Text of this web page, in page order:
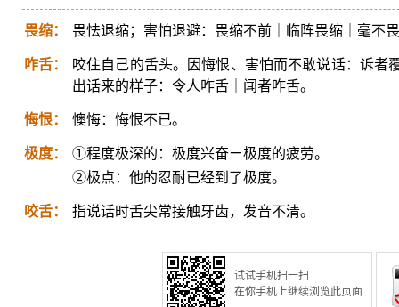
畏缩： 畏怯退缩；害怕退避：畏缩不前｜临阵畏缩｜毫不
咋舌：
咬住自己的舌头。因悔恨、害怕而不敢说话：诉者
出话来的样子：令人咋舌｜闻者咋舌。
悔恨： 懊悔：悔恨不已。
极度：
①程度极深的：极度兴奋ㄧ极度的疲劳。
②极点：他的忍耐已经到了极度。
咬舌： 指说话时舌尖常接触牙齿，发音不清。
试试手机扫一扫
在你手机上继续浏览此页面